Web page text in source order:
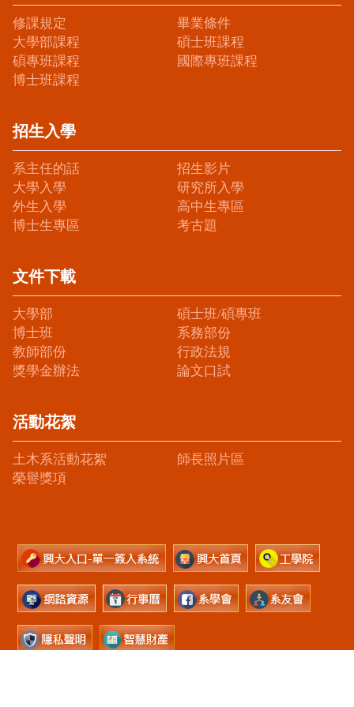
修課規定
畢業條件
大學部課程
碩士班課程
碩專班課程
國際專班課程
博士班課程
招生入學
系主任的話
招生影片
大學入學
研究所入學
外生入學
高中生專區
博士生專區
考古題
文件下載
大學部
碩士班/碩專班
博士班
系務部份
教師部份
行政法規
獎學金辦法
論文口試
活動花絮
土木系活動花絮
師長照片區
榮譽獎項